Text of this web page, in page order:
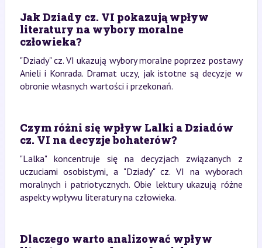
Jak Dziady cz. VI pokazują wpływ
literatury na wybory moralne
człowieka?
"Dziady" cz. VI ukazują wybory moralne poprzez postawy
Anieli i Konrada. Dramat uczy, jak istotne są decyzje w
obronie własnych wartości i przekonań.
Czym różni się wpływ Lalki a Dziadów
cz. VI na decyzje bohaterów?
"Lalka" koncentruje się na decyzjach związanych z
uczuciami osobistymi, a "Dziady" cz. VI na wyborach
moralnych i patriotycznych. Obie lektury ukazują różne
aspekty wpływu literatury na człowieka.
Dlaczego warto analizować wpływ